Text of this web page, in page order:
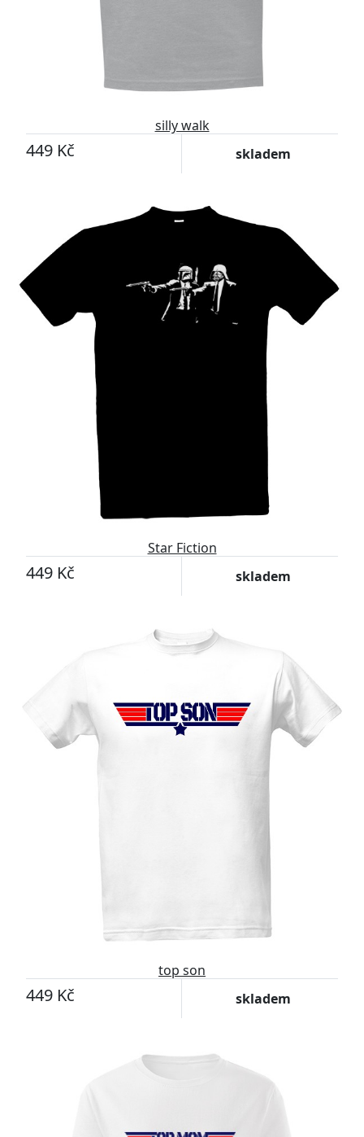
silly walk
449 Kč skladem
Star Fiction
449 Kč skladem
top son
449 Kč skladem